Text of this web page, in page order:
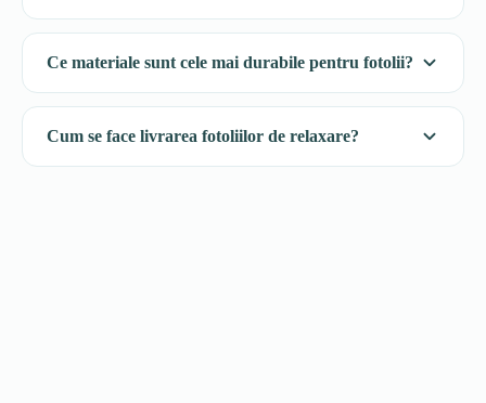
Ce materiale sunt cele mai durabile pentru fotolii?
Cum se face livrarea fotoliilor de relaxare?